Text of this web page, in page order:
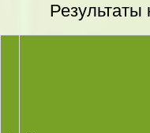
Результаты